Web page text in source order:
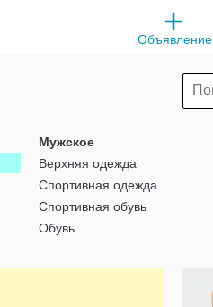
Объявление
Мужское
Верхняя одежда
Спортивная одежда
Спортивная обувь
Обувь